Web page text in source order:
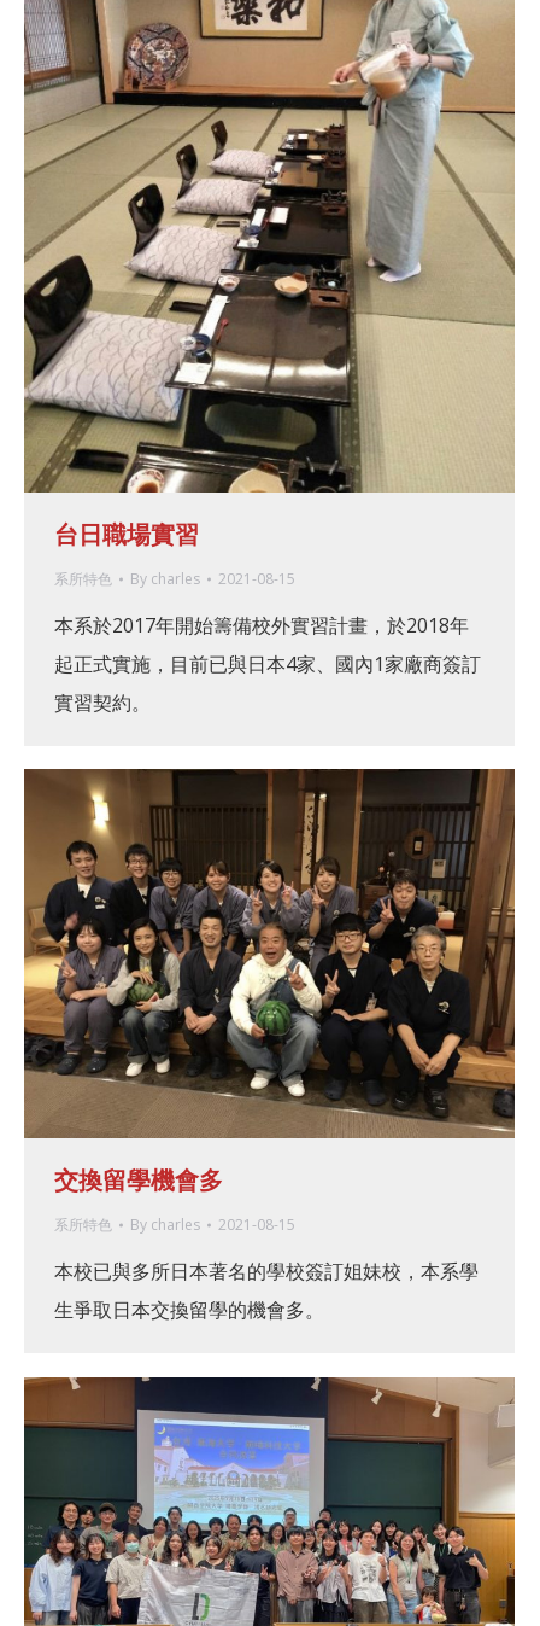
台日職場實習
系所特色 By charles 2021-08-15
本系於2017年開始籌備校外實習計畫，於2018年
起正式實施，目前已與日本4家、國內1家廠商簽訂
實習契約。
交換留學機會多
系所特色 By charles 2021-08-15
本校已與多所日本著名的學校簽訂姐妹校，本系學
生爭取日本交換留學的機會多。